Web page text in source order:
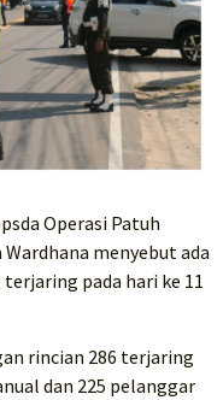
Operasi Patuh
menyebut ada
pada hari ke 11
rincian 286 terjaring
dan 225 pelanggar